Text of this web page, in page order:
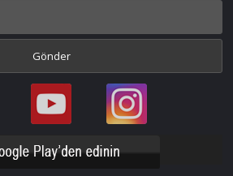
Bir
Haber
YouTube
Bir
Haber
Instagram